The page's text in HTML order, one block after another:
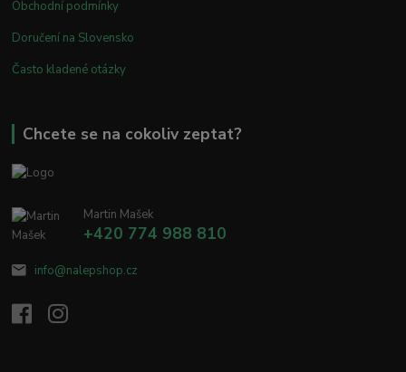
Obchodní podmínky
Doručení na Slovensko
Často kladené otázky
Chcete se na cokoliv zeptat?
Martin Mašek
+420 774 988 810
info@nalepshop.cz